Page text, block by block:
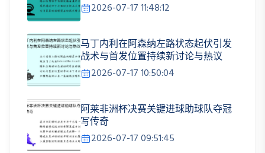
2026-07-17 11:48:12
马丁内利在阿森纳左路状态起伏引发
战术与首发位置持续新讨论与热议
2026-07-17 10:50:04
阿莱非洲杯决赛关键进球助球队夺冠
写传奇
2026-07-17 09:51:45